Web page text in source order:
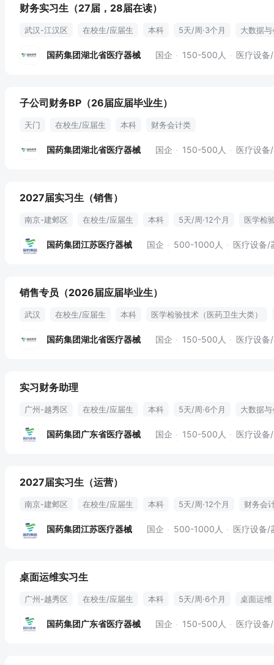
财务实习生（27届，28届在读）
武汉-江汉区 在校生/应届生 本科 5天/周·3个月
大数据
国药集团湖北省医疗器械 国企 150-500人 医疗设备
子公司财务BP（26届应届毕业生）
天门 在校生/应届生 本科 财务会计类
国药集团湖北省医疗器械 国企 150-500人 医疗设备
2027届实习生（销售）
南京-建邺区 在校生/应届生 本科 5天/周·12个月 医学检
国药集团江苏医疗器械 国企 500-1000人 医疗设备/
销售专员（2026届应届毕业生）
武汉 在校生/应届生 本科 医学检验技术（医药卫生大类）
国药集团湖北省医疗器械 国企 150-500人 医疗设备
实习财务助理
广州-越秀区 在校生/应届生 本科 5天/周·6个月 大数据
国药集团广东省医疗器械 国企 150-500人 医疗设备
2027届实习生（运营）
南京-建邺区 在校生/应届生 本科 5天/周·12个月
财务会
项目管理
国药集团江苏医疗器械 国企 500-1000人 医疗设备/
桌面运维实习生
广州-越秀区 在校生/应届生 本科 5天/周·6个月 桌面运维
国药集团广东省医疗器械 国企 150-500人 医疗设备